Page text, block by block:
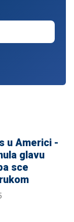
u Americi -
glavu
sce